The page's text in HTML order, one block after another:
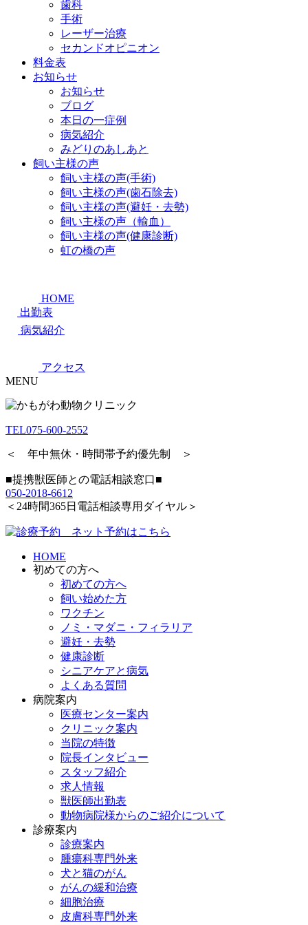
歯科
手術
レーザー治療
セカンドオピニオン
料金表
お知らせ
お知らせ
ブログ
本日の一症例
病気紹介
みどりのあしあと
飼い主様の声
飼い主様の声(手術)
飼い主様の声(歯石除去)
飼い主様の声(避妊・去勢)
飼い主様の声（輸血）
飼い主様の声(健康診断)
虹の橋の声
HOME
出勤表
病気紹介
アクセス
MENU
TEL075-600-2552
＜ 年中無休・時間帯予約優先制 ＞
■提携獣医師との電話相談窓口■
050-2018-6612
＜24時間365日電話相談専用ダイヤル＞
HOME
初めての方へ
初めての方へ
飼い始めた方
ワクチン
ノミ・マダニ・フィラリア
避妊・去勢
健康診断
シニアケアと病気
よくある質問
病院案内
医療センター案内
クリニック案内
当院の特徴
院長インタビュー
スタッフ紹介
求人情報
獣医師出勤表
動物病院様からのご紹介について
診療案内
診療案内
腫瘍科専門外来
犬と猫のがん
がんの緩和治療
細胞治療
皮膚科専門外来